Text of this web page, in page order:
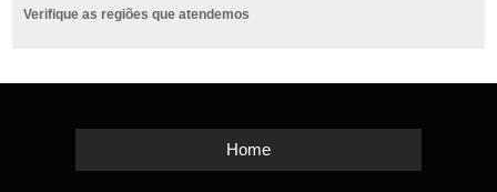
Verifique as regiões que atendemos
Home